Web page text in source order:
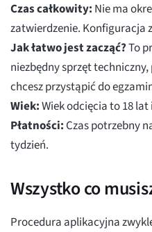
Czas całkowity: Nie ma
zatwierdzenie. Konfiguracja
Jak łatwo jest zacząć?To
niezbędny sprzęt
chcesz przystąpić do
Wiek:Wiek odcięcia to 18 lat
Płatności: Czas potrzebny
tydzień.
Wszystko co
Procedura aplikacyjna